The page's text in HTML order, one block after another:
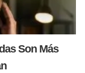
Son Más